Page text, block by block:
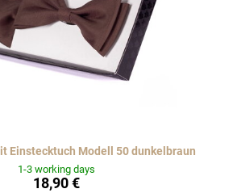
Einstecktuch Modell 50 dunkelbraun
1-3 working days
18,90 €